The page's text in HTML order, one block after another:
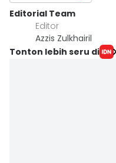
Editorial Team
Editor
Azzis Zulkhairil
Tonton lebih seru di